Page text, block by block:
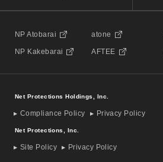
NP Atobarai atone
NP Kakebarai AFTEE
Net Protections Holdings, Inc.
Compliance Policy Privacy Policy
Net Protections, Inc.
Site Policy Privacy Policy